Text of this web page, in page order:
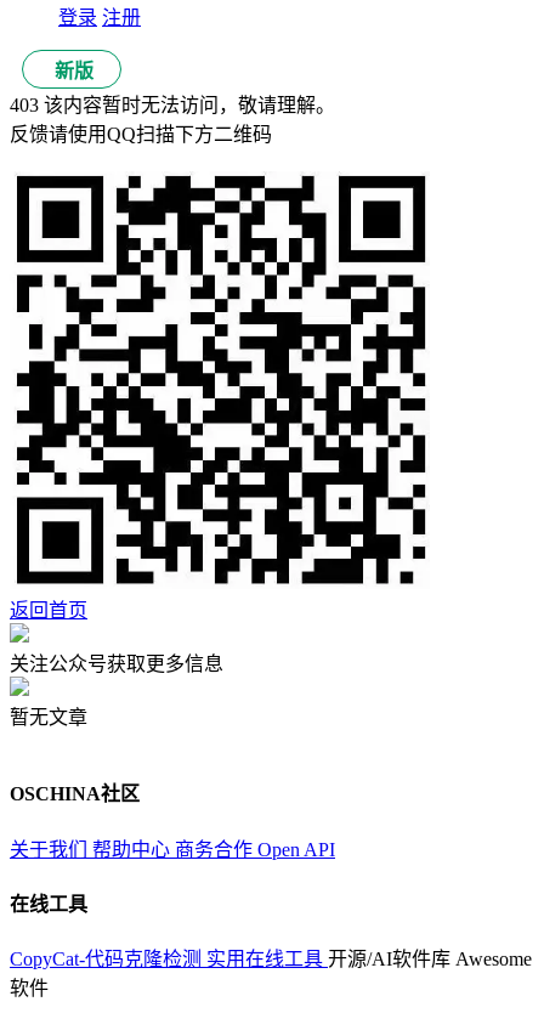
登录 注册
新版
403 该内容暂时无法访问，敬请理解。
反馈请使用QQ扫描下方二维码
返回首页
关注公众号获取更多信息
暂无文章
OSCHINA社区
关于我们 帮助中心 商务合作 Open API
在线工具
CopyCat-代码克隆检测 实用在线工具 开源/AI软件库 Awesome
软件